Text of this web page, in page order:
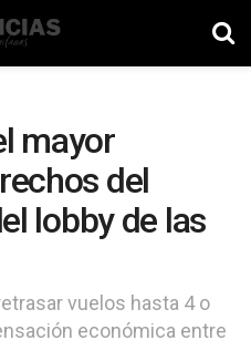
mayor
del
lobby de las
vuelos hasta 4 o
económica entre